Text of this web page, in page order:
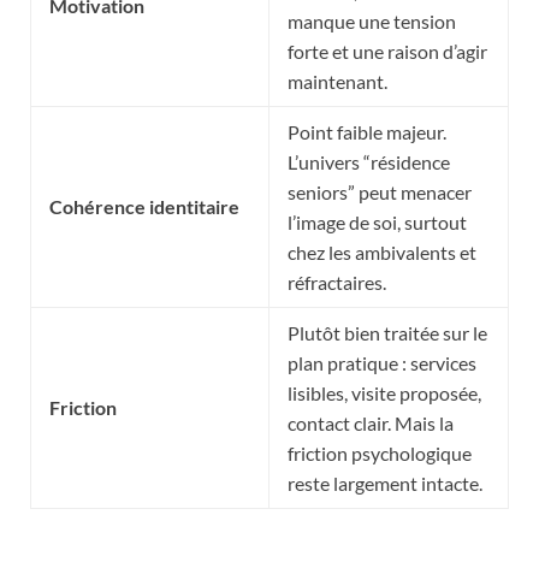
Motivation
manque une tension
forte et une raison d’agir
maintenant.
Cohérence identitaire
Point faible majeur.
L’univers “résidence
seniors” peut menacer
l’image de soi, surtout
chez les ambivalents et
réfractaires.
Friction
Plutôt bien traitée sur le
plan pratique : services
lisibles, visite proposée,
contact clair. Mais la
friction psychologique
reste largement intacte.